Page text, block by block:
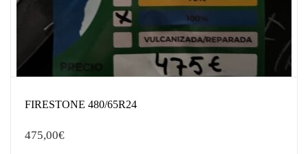
FIRESTONE 480/65R24
475,00€